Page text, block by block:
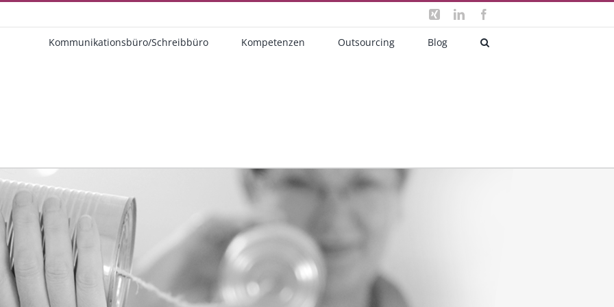
Xing LinkedIn
Kommunikationsbüro/Schreibbüro Kompetenzen Outsourcing Blog